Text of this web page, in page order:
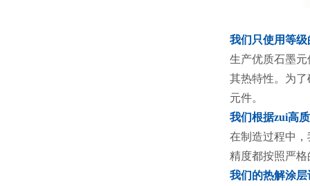
我们只
生产优质石墨
其热特性。为
元件。
我们根据
在制造过程中
精度都按照严
我们的热